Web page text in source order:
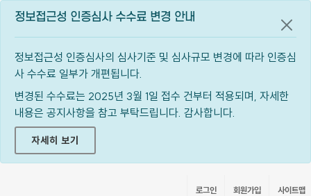
정보접근성 인증심사 수수료 변경 안내
정보접근성 인증심사의 심사기준 및 심사규모 변경에 따라 인증심
사 수수료 일부가 개편됩니다.
변경된 수수료는 2025년 3월 1일 접수 건부터 적용되며, 자세한
내용은 공지사항을 참고 부탁드립니다. 감사합니다.
자세히 보기
공지
로그인 회원가입 사이트맵